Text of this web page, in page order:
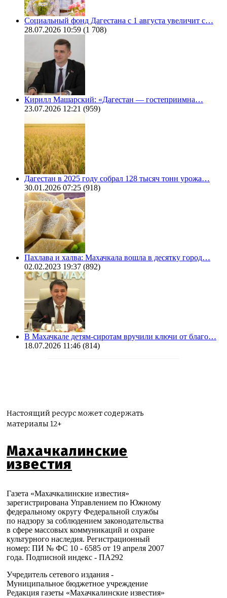
Социальный фонд Дагестана с 1 августа увеличит с…
28.07.2026 10:59 (1 708)
Кирилл Машарский: «Дагестан — гостеприимна…
23.07.2026 12:21 (959)
Дагестан в 2025 году собрал 128 тысяч тонн урожа…
30.01.2026 07:25 (918)
Пахлава и халва: Махачкала вошла в десятку город…
02.02.2023 19:37 (892)
В Махачкале детям-сиротам вручили ключи от благо…
18.07.2026 11:46 (814)
Настоящий ресурс может содержать
материалы 12+
Махачкалинские
известия
Газета «Махачкалинские известия»
зарегистрирована Управлением по Южному
федеральному округу Федеральной службы
по надзору за соблюдением законодательства
в сфере массовых коммуникаций и охране
культурного наследия. Регистрационный
номер: ПИ № ФС 10 - 6585 от 19 апреля 2007
года. Подписной индекс - ПА292
Учредитель сетевого издания -
Муниципальное бюджетное учреждение
Редакция газеты «Махачкалинские известия»